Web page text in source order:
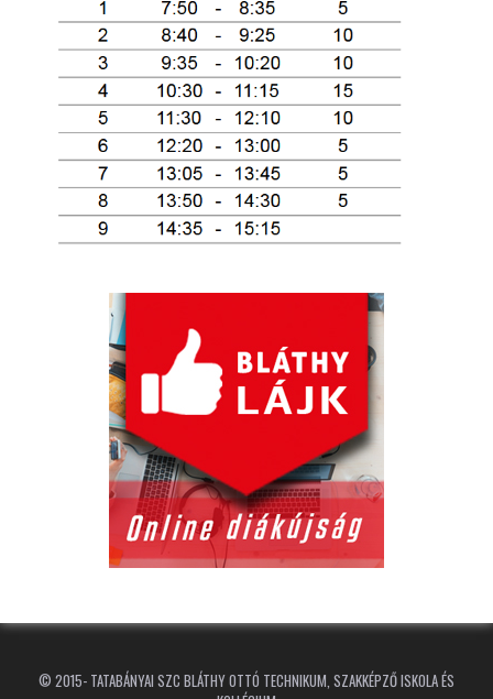
© 2015- TATABÁNYAI SZC BLÁTHY OTTÓ TECHNIKUM, SZAKKÉPZŐ ISKOLA ÉS